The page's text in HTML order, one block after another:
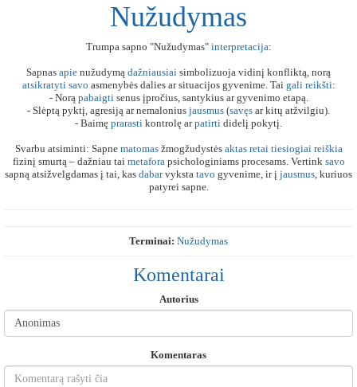
Nužudymas
Trumpa sapno "Nužudymas" interpretacija:
Sapnas apie nužudymą dažniausiai simbolizuoja vidinį konfliktą, norą
atsikratyti savo asmenybės dalies ar situacijos gyvenime. Tai gali reikšti:
- Norą pabaigtisenus įpročius, santykius ar gyvenimo etapą.
- Slėptą pyktį, agresiją ar nemalonius jausmus (savęs ar kitų atžvilgiu).
- Baimę prarasti kontrolę arpatirti didelį pokytį.
Svarbu atsiminti: Sapne matomasžmogžudystės aktas retai tiesiogiai reiškia
fizinį smurtą – dažniau tai metaforapsichologiniams procesams. Vertink savo
sapną atsižvelgdamas į tai, kas dabarvyksta tavo gyvenime, ir į jausmus, kuriuos
patyrei sapne.
Terminai: Nužudymas
Komentarai
Autorius
Komentaras